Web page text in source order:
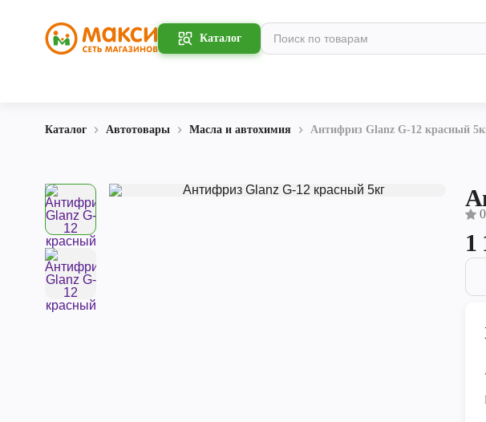
Каталог
Каталог Автотовары Масла и автохимия Антифриз Glanz G-12 красный
0
1